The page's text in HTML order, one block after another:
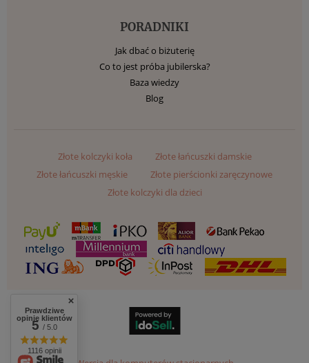
PORADNIKI
Jak dbać o biżuterię
Co to jest próba jubilerska?
Baza wiedzy
Blog
Złote kolczyki koła
Złote łańcuszki damskie
Złote łańcuszki męskie
Złote pierścionki zaręczynowe
Złote kolczyki dla dzieci
Prawdziwe
opinie klientów
5/ 5.0
1116 opinii